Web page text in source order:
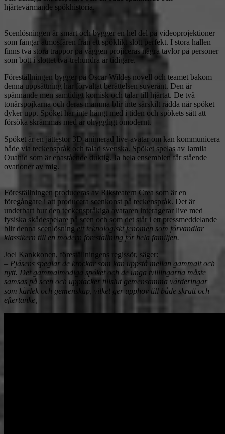
hjärtevärmande spökhistoria.
Scenlösningen är smart och bygger en hel del på videoprojektioner
som fångar atmosfären från ett spöklikt slott perfekt. I stora hallen
finns två stora trappor på väggen projiceras några tavlor på personer
som bott i slottet två-trehundra år tidigare.
Föreställningen bygger på Oscar Wildes novell och teamet bakom
denna uppsättning har förvaltat berättelsen suveränt. Den är
spännande men samtidigt komisk och talar till hjärtat. De två
tonårspojkarna och deras mamma blir inte särskilt rädda när spöket
dyker upp. Spöket har inte hängt med i tiden och spökets sätt att
försöka skrämmas med är ohyggligt omodernt.
Spöket är en jättestor 3D-animerad live-avatar om kan kommunicera
både via teckenspråk och talad svenska. Spöket spelas av Jamila
Ouahid som är enastående duktig. Ja hela ensemblen får stående
ovationer av mig.
Föreställningen produceras av Riksteatern Crea som är en
föregångare i att producera scenkonst på teckenspråk. Det är
underbart hur den teckenspråkiga avataren interagerar live med
fysiska skådespelare på scen och som det står i ett pressmeddelande
blir denna scenlösning ett teknologiskt fenomen som förvandlar
klassikern till en modern föreställning för hela familjen.
Joel Kankkonen, föreställningens regissör, säger:
– Pjäsens speglar de krockar som kan uppstå mellan gammalt och
nytt. Det gammalmodiga spöket och de unga tvillingarna måste
samsas på scen och upptäcker tillslut gemensamma värderingar
som kärlek och gemenskap, vilket ger upphov till både skratt och
eftertanke,